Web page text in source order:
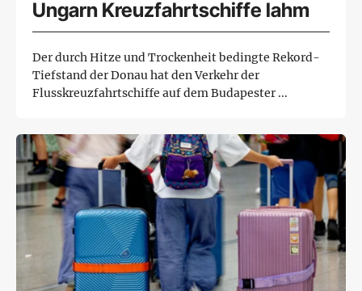
Ungarn Kreuzfahrtschiffe lahm
Der durch Hitze und Trockenheit bedingte Rekord-
Tiefstand der Donau hat den Verkehr der
Flusskreuzfahrtschiffe auf dem Budapester ...